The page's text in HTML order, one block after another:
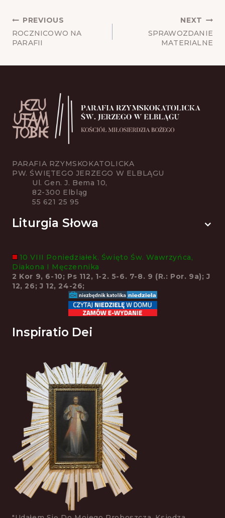
POST
NAVIGATION
PREVIOUS
ROCZNICOWO NA
PARAFII
NEXT
SPRAWOZDANIE
MATERIALNE
PARAFIA RZYMSKOKATOLICKA
PW. ŚWIĘTEGO JERZEGO W ELBLĄGU
Ul. Gen. J. Bema 10,
82-300 Elbląg
55 621 25 95
Liturgia Słowa
10 VIII Poniedziałek. Święto Św. Wawrzyńca,
Diakona I Męczennika
2 Kor 9, 6-10; Ps 112, 1-2. 5-6. 7-8. 9 (R.: Por. 9a); J
12, 26; J 12, 24-26;
Inspiratio Dei